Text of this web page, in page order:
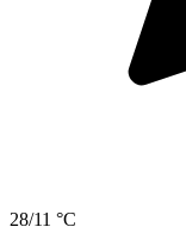
28/11 °C